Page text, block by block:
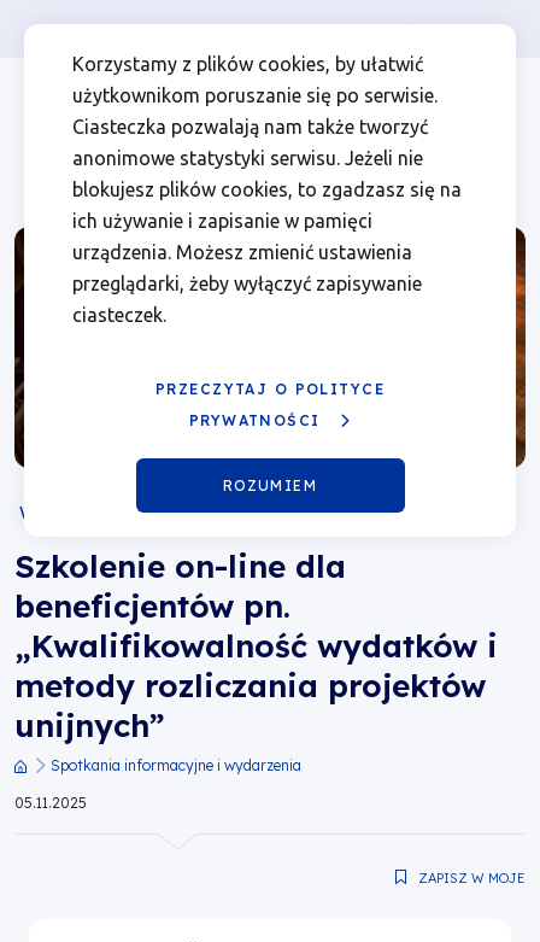
Korzystamy z plików cookies, by ułatwić
użytkownikom poruszanie się po serwisie.
Ciasteczka pozwalają nam także tworzyć
anonimowe statystyki serwisu. Jeżeli nie
blokujesz plików cookies, to zgadzasz się na
ich używanie i zapisanie w pamięci
urządzenia. Możesz zmienić ustawienia
przeglądarki, żeby wyłączyć zapisywanie
ciasteczek.
PRZECZYTAJ O POLITYCE
PRYWATNOŚCI
ROZUMIEM
Szkolenie
dla
beneficjentów
pn.
„Kwalifikowalność
wydatków
metody
rozliczania
projektów
unijnych”
Przejdź
głównej
nawigacji
Przejdź
wyszukiwarki
Przejdź
zawartości
strony
Przejdź
stopki
Menu
Header
Top
Osoba prywatna Firma
Menu
top
left
WEBINARIUM ONLINE
Szkolenie on-line dla
beneficjentów pn.
„Kwalifikowalność wydatków i
metody rozliczania projektów
unijnych”
Ścieżka
Spotkania informacyjne i wydarzenia
05.11.2025
ZAPISZ W MOJE